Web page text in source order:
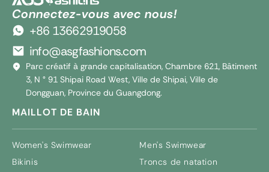
Connectez-vous avec nous!
+86 13662919058
info@asgfashions.com
Parc créatif à grande capitalisation, Chambre 621, Bâtiment
3, N ° 91 Shipai Road West, Ville de Shipai, Ville de
Dongguan, Province du Guangdong.
MAILLOT DE BAIN
Women's Swimwear
Bikinis
Men's Swimwear
Troncs de natation